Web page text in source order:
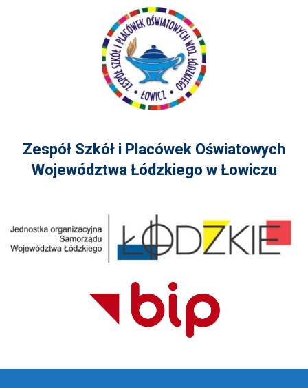
Zespół Szkół i Placówek Oświatowych
Województwa Łódzkiego w Łowiczu